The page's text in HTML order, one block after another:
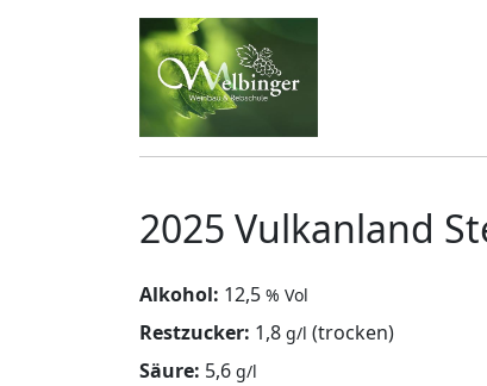
2025 Vulkanland
Alkohol: 12,5 % Vol
Restzucker: 1,8 g/l (trocken)
Säure: 5,6 g/l